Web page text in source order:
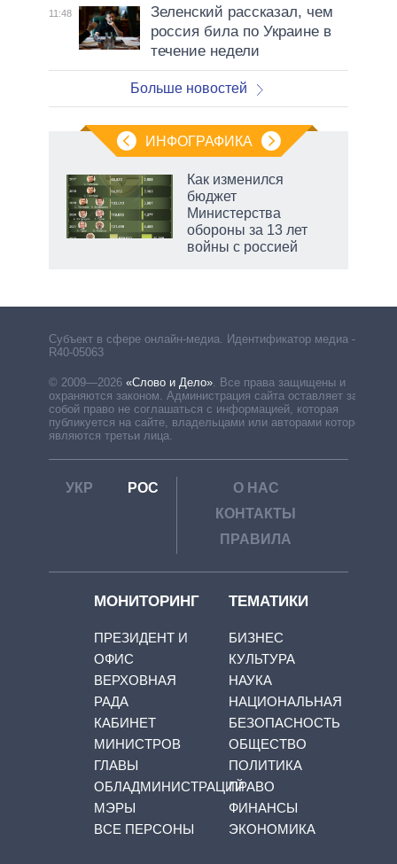
11:48
Зеленский рассказал, чем
россия била по Украине в
течение недели
Больше новостей
ИНФОГРАФИКА
Как изменился
бюджет
Министерства
обороны за 13 лет
войны с россией
Субъект в сфере онлайн-медиа. Идентификатор медиа –
R40-05063
© 2009—2026 «Слово и Дело». Все права защищены и
охраняются законом. Администрация сайта оставляет за
собой право не соглашаться с информацией, которая
публикуется на сайте, владельцами или авторами которой
являются третьи лица.
УКР РОС
О НАС
КОНТАКТЫ
ПРАВИЛА
МОНИТОРИНГ
ПРЕЗИДЕНТ И
ОФИС
ВЕРХОВНАЯ
РАДА
КАБИНЕТ
МИНИСТРОВ
ГЛАВЫ
ОБЛАДМИНИСТРАЦИЙ
МЭРЫ
ВСЕ ПЕРСОНЫ
ТЕМАТИКИ
БИЗНЕС
КУЛЬТУРА
НАУКА
НАЦИОНАЛЬНАЯ
БЕЗОПАСНОСТЬ
ОБЩЕСТВО
ПОЛИТИКА
ПРАВО
ФИНАНСЫ
ЭКОНОМИКА